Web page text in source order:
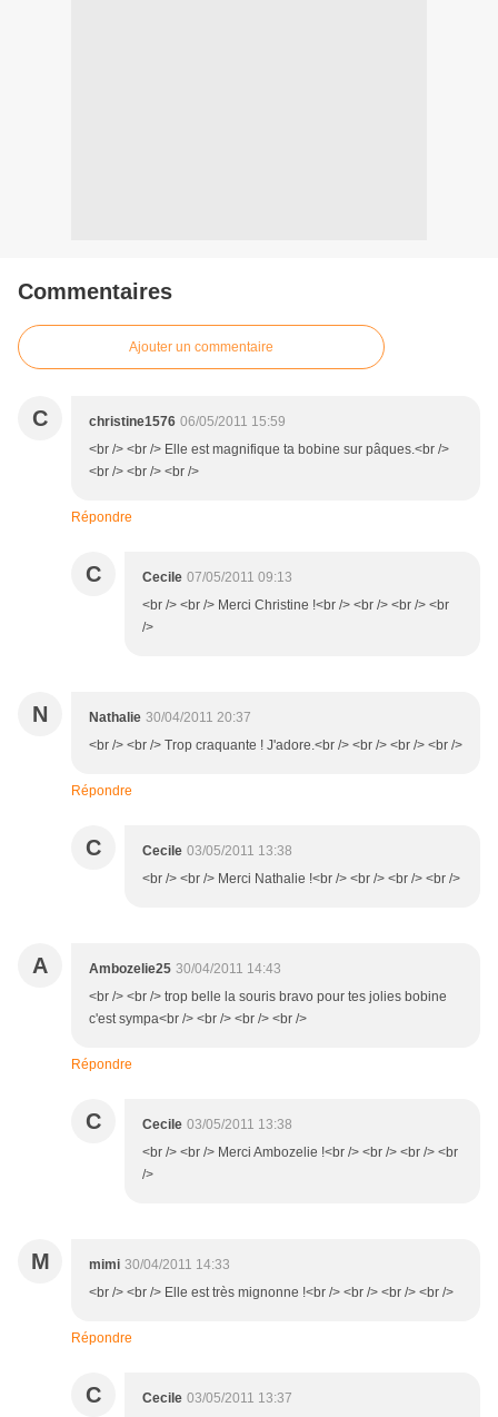
Commentaires
Ajouter un commentaire
C christine1576 06/05/2011 15:59
<br /> <br /> Elle est magnifique ta bobine sur pâques.<br />
<br /> <br /> <br />
Répondre
C Cecile 07/05/2011 09:13
<br /> <br /> Merci Christine !<br /> <br /> <br /> <br
/>
N Nathalie 30/04/2011 20:37
<br /> <br /> Trop craquante ! J'adore.<br /> <br /> <br /> <br />
Répondre
C Cecile 03/05/2011 13:38
<br /> <br /> Merci Nathalie !<br /> <br /> <br /> <br />
A Ambozelie25 30/04/2011 14:43
<br /> <br /> trop belle la souris bravo pour tes jolies bobine
c'est sympa<br /> <br /> <br /> <br />
Répondre
C Cecile 03/05/2011 13:38
<br /> <br /> Merci Ambozelie !<br /> <br /> <br /> <br
/>
M mimi 30/04/2011 14:33
<br /> <br /> Elle est très mignonne !<br /> <br /> <br /> <br />
Répondre
C Cecile 03/05/2011 13:37